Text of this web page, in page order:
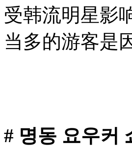
受韩流明星影
当多的游客是
# 명동 요우커